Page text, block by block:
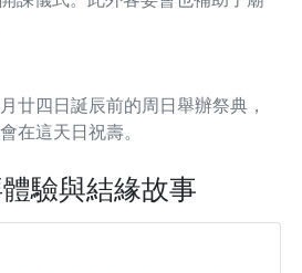
廿四日誕辰前的周日舉辦祭典，
在這天日祝壽。
驗與結緣故事